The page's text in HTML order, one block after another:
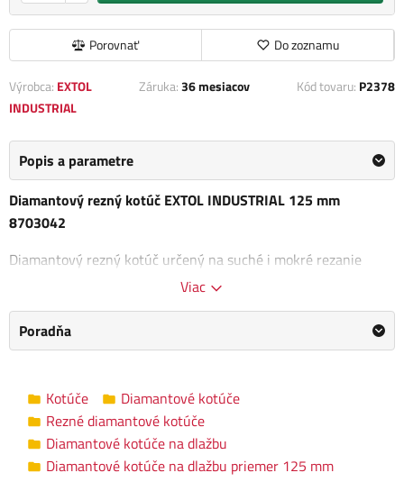
Porovnať Do zoznamu
Výrobca: EXTOL
INDUSTRIAL
Záruka:36 mesiacov Kód tovaru: P2378
Popis a parametre
Diamantový rezný kotúč EXTOL INDUSTRIAL 125 mm
8703042
Diamantový rezný kotúč určený na suché i mokré rezanie
betónu, muriva, kameňa, tehál, žuly, žuly kremeňa, skla,
Rozmery kotúča: 125 x 22,2 x 1,5 mm
Kategória
Diamantové kotúče na dlažbu priemer
125 mm
Výrobca EXTOL INDUSTRIAL/Informace o
Viac
Poradňa
Kotúče
Diamantové kotúče
Rezné diamantové kotúče
Diamantové kotúče na dlažbu
Diamantové kotúče na dlažbu priemer 125 mm